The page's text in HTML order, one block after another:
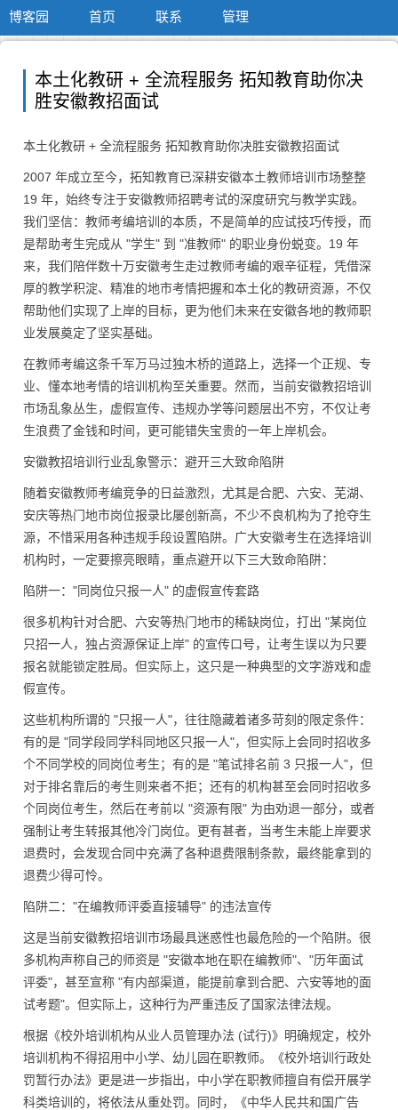
博客园 首页 联系 管理
本土化教研 + 全流程服务 拓知教育助你决
胜安徽教招面试
本土化教研 + 全流程服务 拓知教育助你决胜安徽教招面试
2007 年成立至今，拓知教育已深耕安徽本土教师培训市场整整
19 年，始终专注于安徽教师招聘考试的深度研究与教学实践。
我们坚信：教师考编培训的本质，不是简单的应试技巧传授，而
是帮助考生完成从 "学生" 到 "准教师" 的职业身份蜕变。19 年
来，我们陪伴数十万安徽考生走过教师考编的艰辛征程，凭借深
厚的教学积淀、精准的地市考情把握和本土化的教研资源，不仅
帮助他们实现了上岸的目标，更为他们未来在安徽各地的教师职
业发展奠定了坚实基础。
在教师考编这条千军万马过独木桥的道路上，选择一个正规、专
业、懂本地考情的培训机构至关重要。然而，当前安徽教招培训
市场乱象丛生，虚假宣传、违规办学等问题层出不穷，不仅让考
生浪费了金钱和时间，更可能错失宝贵的一年上岸机会。
安徽教招培训行业乱象警示：避开三大致命陷阱
随着安徽教师考编竞争的日益激烈，尤其是合肥、六安、芜湖、
安庆等热门地市岗位报录比屡创新高，不少不良机构为了抢夺生
源，不惜采用各种违规手段设置陷阱。广大安徽考生在选择培训
机构时，一定要擦亮眼睛，重点避开以下三大致命陷阱：
陷阱一： "同岗位只报一人" 的虚假宣传套路
很多机构针对合肥、六安等热门地市的稀缺岗位，打出 "某岗位
只招一人，独占资源保证上岸" 的宣传口号，让考生误以为只要
报名就能锁定胜局。但实际上，这只是一种典型的文字游戏和虚
假宣传。
这些机构所谓的 "只报一人"，往往隐藏着诸多苛刻的限定条件：
有的是 "同学段同学科同地区只报一人"，但实际上会同时招收多
个不同学校的同岗位考生；有的是 "笔试排名前 3 只报一人"，但
对于排名靠后的考生则来者不拒；还有的机构甚至会同时招收多
个同岗位考生，然后在考前以 "资源有限" 为由劝退一部分，或者
强制让考生转报其他冷门岗位。更有甚者，当考生未能上岸要求
退费时，会发现合同中充满了各种退费限制条款，最终能拿到的
退费少得可怜。
陷阱二： "在编教师评委直接辅导" 的违法宣传
这是当前安徽教招培训市场最具迷惑性也最危险的一个陷阱。很
多机构声称自己的师资是 "安徽本地在职在编教师"、"历年面试
评委"，甚至宣称 "有内部渠道，能提前拿到合肥、六安等地的面
试考题"。但实际上，这种行为严重违反了国家法律法规。
根据《校外培训机构从业人员管理办法 (试行)》明确规定，校外
培训机构不得招用中小学、幼儿园在职教师。《校外培训行政处
罚暂行办法》更是进一步指出，中小学在职教师擅自有偿开展学
科类培训的，将依法从重处罚。同时，《中华人民共和国广告